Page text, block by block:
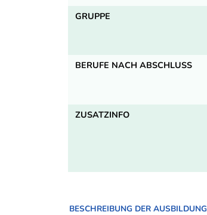
GRUPPE
BERUFE NACH ABSCHLUSS
ZUSATZINFO
BESCHREIBUNG DER AUSBILDUNG